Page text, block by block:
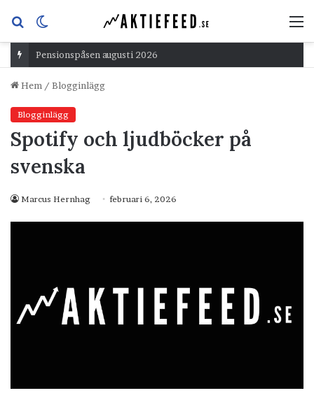
Sök
efterskin
Pensionspåsen augusti 2026
Hem / Blogginlägg
Blogginlägg
Spotify och ljudböcker på
svenska
Marcus Hernhag februari 6, 2026